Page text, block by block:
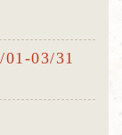
01-03/31